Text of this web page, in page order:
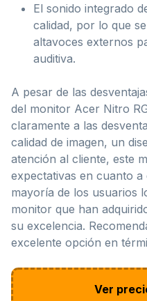
El sonido integrado
calidad, por lo que
altavoces externos
auditiva.
A pesar de las
del monitor Acer Nitro
claramente a las
calidad de imagen, un
atención al cliente, este
expectativas en cuanto a
mayoría de los usuarios
monitor que han
su excelencia.
excelente opción en
Ver